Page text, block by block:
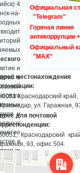
4
на-
и
в
и
в
Официальная
"Telegram"
Горячая линия
антикоррупции
Официальный
"MAX"
местонахождения
Краснодарский край,
Краснодар, ул. Гаражная,
для почтовой
Краснодарский
93, офис 504.
улица, 93 — Яндекс